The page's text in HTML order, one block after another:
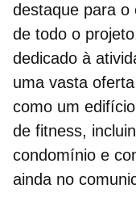
destaque para o
de todo o
dedicado à
uma vasta
como um
de fitness,
condomínio e
ainda no